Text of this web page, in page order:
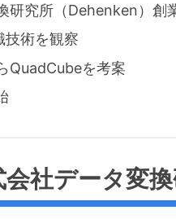
研究所（Dehenken）創
技術を観察
QuadCubeを考案
社データ変